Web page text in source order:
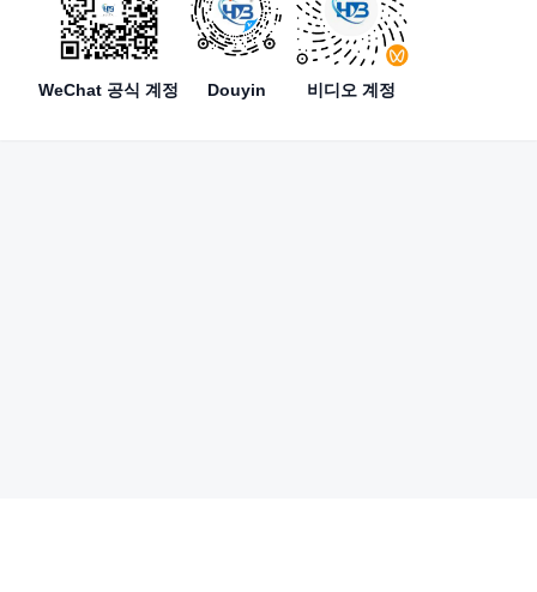
WeChat 공식 계정 Douyin 비디오 계정